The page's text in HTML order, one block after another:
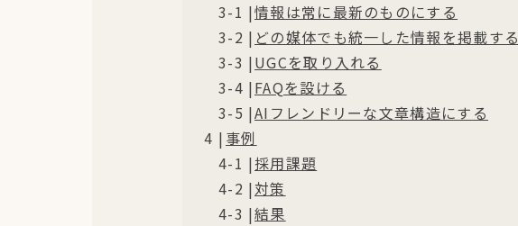
情報は常に最新のものにする
どの媒体でも統一した情報を掲載する
UGCを取り入れる
FAQを設ける
AIフレンドリーな文章構造にする
事例
採用課題
対策
結果